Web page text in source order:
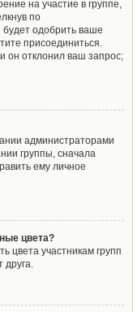
на участие в группе,
по
одобрить ваше
присоединиться.
он отклонил ваш запрос;
администраторами
группы, сначала
ему личное
цвета?
цвета участникам групп
друга.